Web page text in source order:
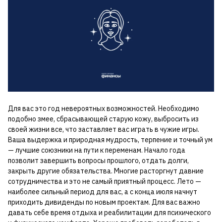
Для вас это год невероятных возможностей. Необходимо
подобно змее, сбрасывающей старую кожу, выбросить из
своей жизни все, что заставляет вас играть в чужие игры.
Ваша выдержка и природная мудрость, терпение и точный ум
— лучшие союзники на пути к переменам. Начало года
позволит завершить вопросы прошлого, отдать долги,
закрыть другие обязательства. Многие расторгнут давние
сотрудничества и это не самый приятный процесс. Лето —
наиболее сильный период для вас, а с конца июля начнут
приходить дивиденды по новым проектам. Для вас важно
давать себе время отдыха и реабилитации для психического